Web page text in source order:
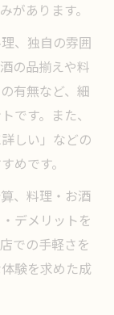
があります。
、独自の雰囲
の品揃えや料
有無など、細
です。また、
しい」などの
めです。
、料理・お酒
デメリットを
での手軽さを
験を求めた成